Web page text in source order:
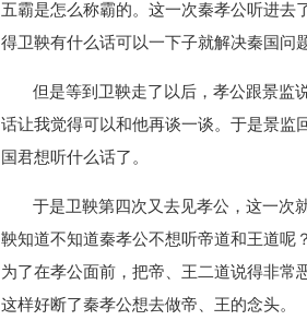
五霸是怎么称霸的。这一次秦孝公听进去
得卫鞅有什么话可以一下子就解决秦国问
但是等到卫鞅走了以后，孝公跟景监
话让我觉得可以和他再谈一谈。于是景监
国君想听什么话了。
于是卫鞅第四次又去见孝公，这一次
鞅知道不知道秦孝公不想听帝道和王道呢
为了在孝公面前，把帝、王二道说得非常
这样好断了秦孝公想去做帝、王的念头。